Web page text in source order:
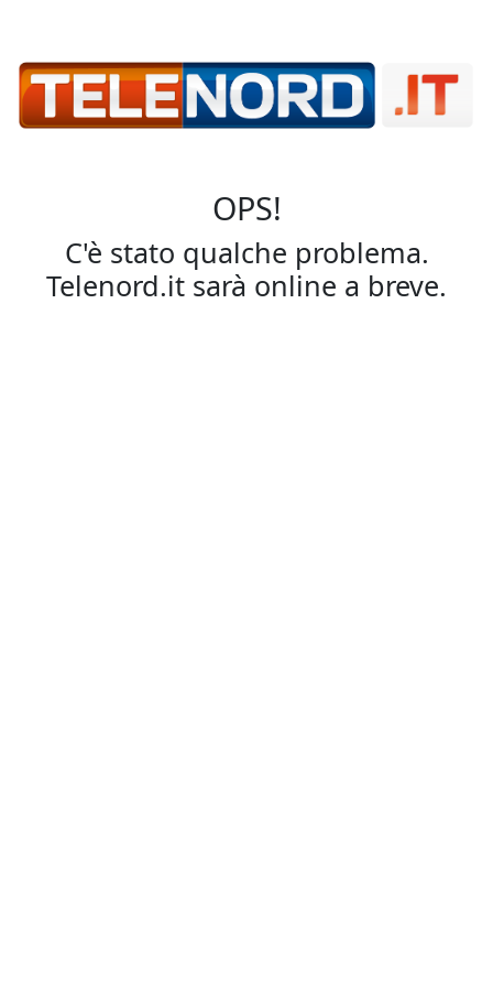
OPS!
C'è stato qualche problema.
Telenord.it sarà online a breve.